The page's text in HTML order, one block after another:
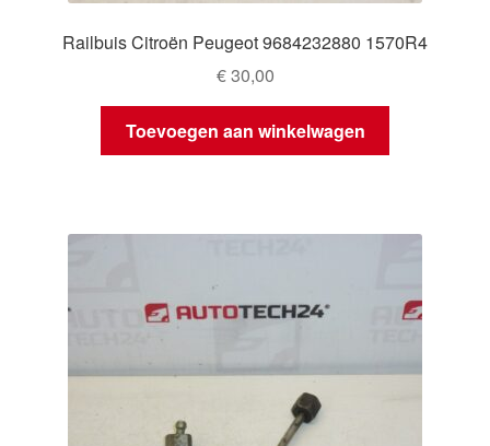
Railbuis Citroën Peugeot 9684232880 1570R4
€30,00
Toevoegen aan winkelwagen